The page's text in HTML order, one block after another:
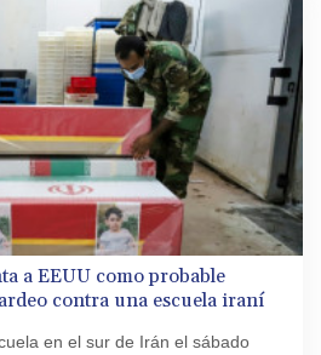
a EEUU como probable
contra una escuela iraní
en el sur de Irán el sábado